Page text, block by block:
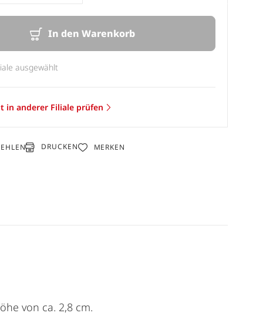
In den Warenkorb
ausgewählt
in anderer Filiale prüfen
DRUCKEN MERKEN
von ca. 2,8 cm.